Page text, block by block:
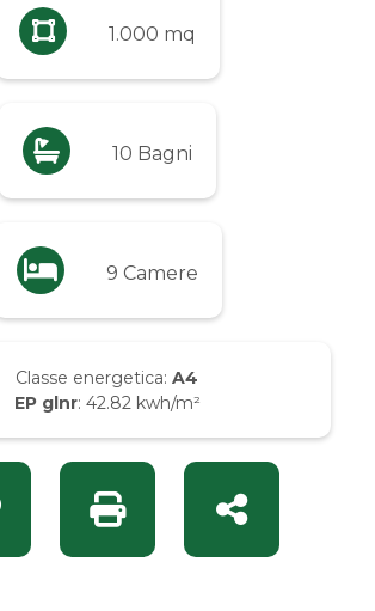
1.000 mq
10 Bagni
9 Camere
Classe energetica:A4
EP glnr: 42.82 kwh/m²
Preferiti: Rif. INT 14599Stampa: Rif. INT 14599
Condividi
a € 20.000
a € 200.000
a € 400.000
a € 600.000